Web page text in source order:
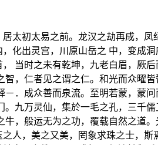
太初太易之前。龙汉之劫再成，
化出灵宫，川原山岳之 中，变成洞
当时之未有乾坤，九老白眉，厥后
，仁者见之谓之仁。和光而众曜
．成众善而泉流。至明若蒙，蒙
九万灵仙，集於一毛之孔，三千
，般运无为之功，覆载自然之道。
人，美之又美，罔象求珠之士，斯